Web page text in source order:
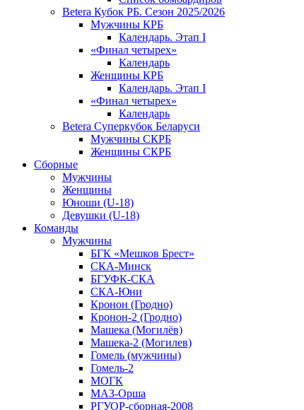
Betera Кубок РБ. Сезон 2025/2026
Мужчины КРБ
Календарь. Этап I
«Финал четырех»
Календарь
Женщины КРБ
Календарь. Этап I
«Финал четырех»
Календарь
Betera Суперкубок Беларуси
Мужчины СКРБ
Женщины СКРБ
Сборные
Мужчины
Женщины
Юноши (U-18)
Девушки (U-18)
Команды
Мужчины
БГК «Мешков Брест»
СКА-Минск
БГУФК-СКА
СКА-Юни
Кронон (Гродно)
Кронон-2 (Гродно)
Машека (Могилёв)
Машека-2 (Могилев)
Гомель (мужчины)
Гомель-2
МОГК
МАЗ-Орша
РГУОР-сборная-2008